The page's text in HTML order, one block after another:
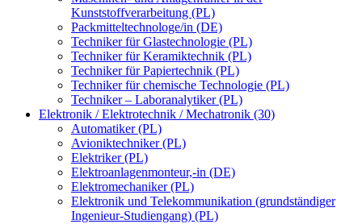
Kunststoffverarbeitung (PL)
Packmitteltechnologe/in (DE)
Techniker für Glastechnologie (PL)
Techniker für Keramiktechnik (PL)
Techniker für Papiertechnik (PL)
Techniker für chemische Technologie (PL)
Techniker – Laboranalytiker (PL)
Elektronik / Elektrotechnik / Mechatronik (30)
Automatiker (PL)
Avioniktechniker (PL)
Elektriker (PL)
Elektroanlagenmonteur,-in (DE)
Elektromechaniker (PL)
Elektronik und Telekommunikation (grundständiger
Ingenieur-Studiengang) (PL)